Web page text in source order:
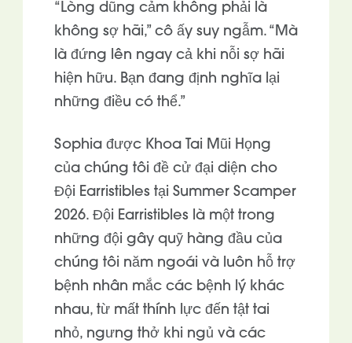
“Lòng dũng cảm không phải là
không sợ hãi,” cô ấy suy ngẫm. “Mà
là đứng lên ngay cả khi nỗi sợ hãi
hiện hữu. Bạn đang định nghĩa lại
những điều có thể.”
Sophia được Khoa Tai Mũi Họng
của chúng tôi đề cử đại diện cho
Đội Earristibles tại Summer Scamper
2026. Đội Earristibles là một trong
những đội gây quỹ hàng đầu của
chúng tôi năm ngoái và luôn hỗ trợ
bệnh nhân mắc các bệnh lý khác
nhau, từ mất thính lực đến tật tai
nhỏ, ngưng thở khi ngủ và các